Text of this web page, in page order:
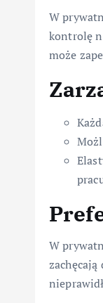
W
kontrolę
może
W